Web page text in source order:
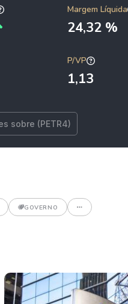
Margem Líquida
24,32 %
P/VP
1,13
sobre (PETR4)
GOVERNO